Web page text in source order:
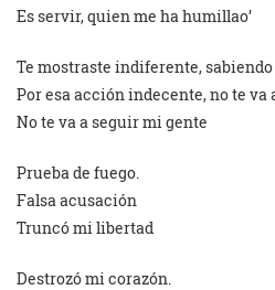
Es servir, quien me ha humillao’
Te mostraste indiferente,
Por esa acción indecente, no te va
No te va a seguir mi gente
Prueba de fuego.
Falsa acusación
Truncó mi libertad
Destrozó mi corazón.